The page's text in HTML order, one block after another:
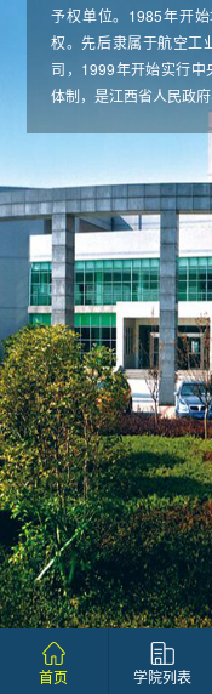
予权单位。1985年开
权。先后隶属于航空工
司，1999年开始实行
体制，是江西省人民政
首页 学院列表